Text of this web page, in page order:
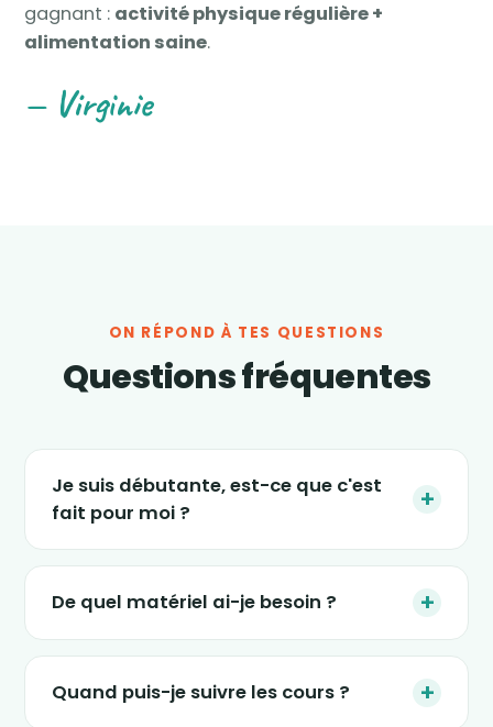
gagnant : activité physique régulière +
alimentation saine.
— Virginie
ON RÉPOND À TES QUESTIONS
Questions fréquentes
Je suis débutante, est-ce que c'est
fait pour moi ?
+
Absolument. Les séances s'adaptent à tous
semaines » est justement conçu pour
(re)démarrer en douceur, sans impact et sans
De quel matériel ai-je besoin ? +
Le strict minimum : une tablette, un ordinateur
ou un smartphone, un petit espace dans ton
salon et une tenue confortable. Certaines
Quand puis-je suivre les cours ? +